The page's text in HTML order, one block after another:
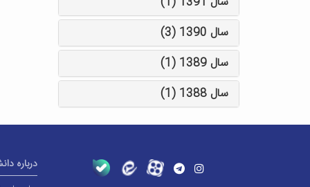
سال 1390 (3)
سال 1389 (1)
سال 1388 (1)
درباره